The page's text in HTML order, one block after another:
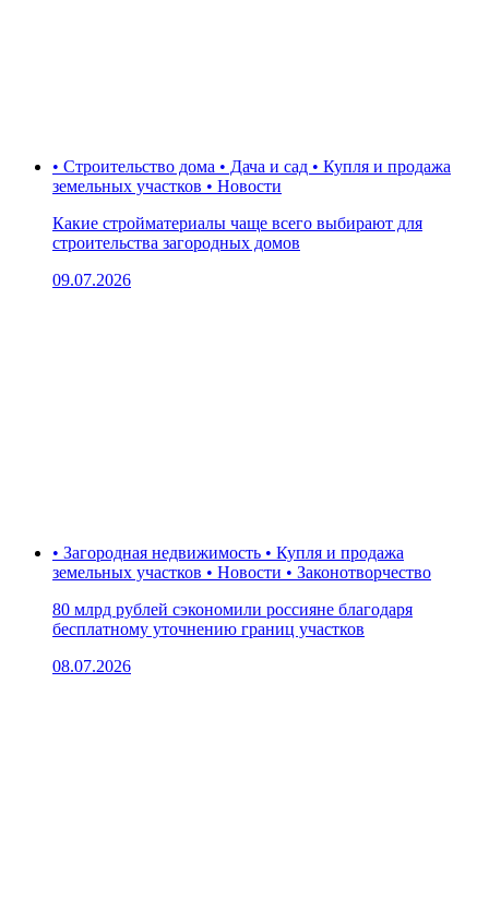
• Строительство дома • Дача и сад • Купля и продажа
земельных участков • Новости
Какие стройматериалы чаще всего выбирают для
строительства загородных домов
09.07.2026
• Загородная недвижимость • Купля и продажа
земельных участков • Новости • Законотворчество
80 млрд рублей сэкономили россияне благодаря
бесплатному уточнению границ участков
08.07.2026